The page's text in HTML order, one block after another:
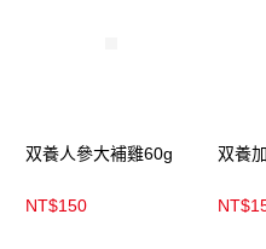
双養人參大補雞60g
NT$150
双養